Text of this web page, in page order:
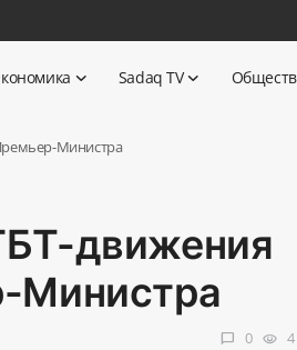
Sadaq TV
Министра
движения
Министра
chat_bubble 0 visibility 4